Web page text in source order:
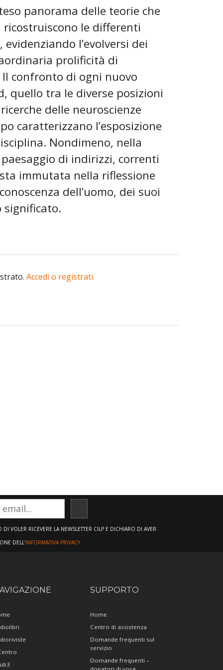
panorama delle teorie che
le differenti
l’evolversi dei
prolificità di
confronto di ogni nuovo
quello tra le diverse posizioni
delle neuroscienze
caratterizzano l’esposizione
Nondimeno, nella
di indirizzi, correnti
immutata nella riflessione
dell’uomo, dei suoi
Accedi o registrati.
DI VOLER RICEVERE LA NEWSLETTER CILP E DICHIARO DI AVER
DELL'INFORMATIVA PRIVACY.
SUPPORTO
Home
Centro di assistenza
Domande frequenti sul
servizio
Domande frequenti –